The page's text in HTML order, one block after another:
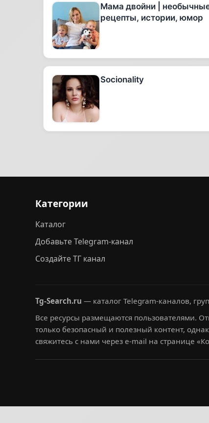
Мама двойни |
рецепты, истории, юмор
Socionality
Категории
Каталог
Добавьте Telegram-канал
Создайте ТГ канал
Tg-Search.ru — каталог Telegram-каналов,
Все ресурсы размещаются пользователями.
только безопасный и полезный контент,
свяжитесь с нами через e-mail на странице